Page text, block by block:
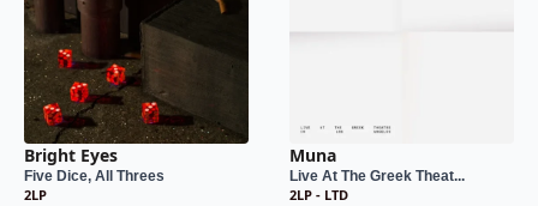
Bright Eyes
Five Dice, All Threes
2LP
Muna
Live At The Greek Theat...
2LP - LTD